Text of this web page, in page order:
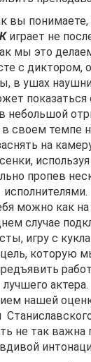
вы понимаете,
играет не
мы это
с диктором,
в ушах
показаться
небольшой
в своем темпе
на
пропев
исполнителями.
можно как на
случае
игру с
которую
лучшего актера.
нашей
не так